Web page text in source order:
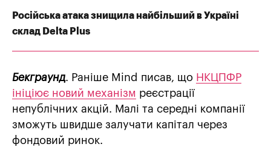
Російська атака знищила найбільший в Україні
склад Delta Plus
Бекграунд. Раніше Mind писав, що НКЦПФР
ініціює новий механізм реєстрації
непублічних акцій. Малі та середні компанії
зможуть швидше залучати капітал через
фондовий ринок.